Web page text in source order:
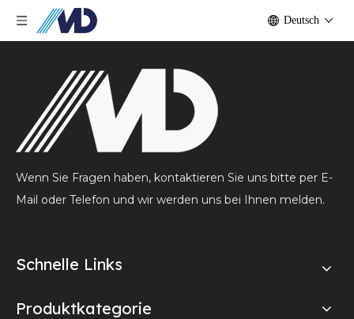
Deutsch
Wenn Sie Fragen haben, kontaktieren Sie uns bitte per E-
Mail oder Telefon und wir werden uns bei Ihnen melden.
Schnelle Links
Produktkategorie